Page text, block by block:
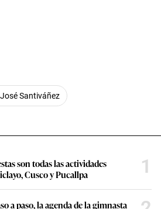
Santiváñez
son todas las actividades
Cusco y Pucallpa
1
a paso, la agenda de la gimnasta